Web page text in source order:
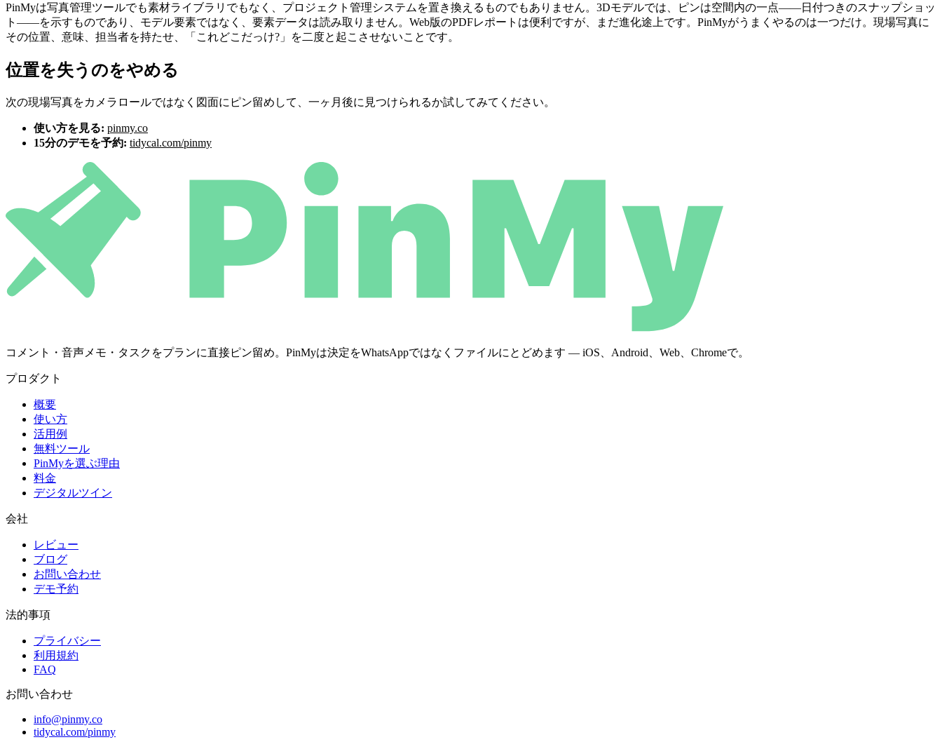
PinMyは写真管理ツールでも素材ライブラリでもなく、プロジェクト管理システムを置き換えるものでもありません。3Dモデルでは、ピンは空間内の一点――日付つきのスナップショッ
ト――を示すものであり、モデル要素ではなく、要素データは読み取りません。Web版のPDFレポートは便利ですが、まだ進化途上です。PinMyがうまくやるのは一つだけ。現場写真に
その位置、意味、担当者を持たせ、「これどこだっけ?」を二度と起こさせないことです。
位置を失うのをやめる
次の現場写真をカメラロールではなく図面にピン留めして、一ヶ月後に見つけられるか試してみてください。
使い方を見る: pinmy.co
15分のデモを予約: tidycal.com/pinmy
コメント・音声メモ・タスクをプランに直接ピン留め。PinMyは決定をWhatsAppではなくファイルにとどめます — iOS、Android、Web、Chromeで。
プロダクト
概要
使い方
活用例
無料ツール
PinMyを選ぶ理由
料金
デジタルツイン
会社
レビュー
ブログ
お問い合わせ
デモ予約
法的事項
プライバシー
利用規約
FAQ
お問い合わせ
info@pinmy.co
tidycal.com/pinmy